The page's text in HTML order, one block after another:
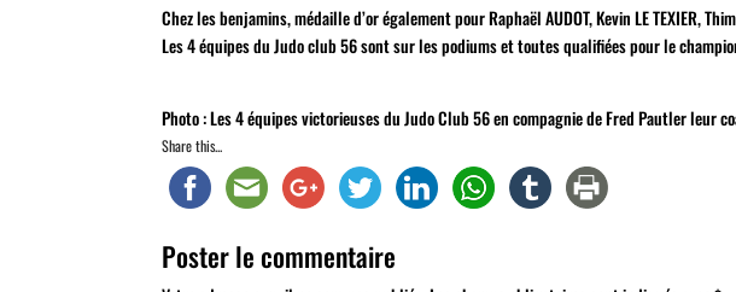
Chez les benjamins, médaille d’or également pour Raphaël AUDOT, Kevin LE TEXIER,
Les 4 équipes du Judo club 56 sont sur les podiums et toutes qualifiées pour le
Photo : Les 4 équipes victorieuses du Judo Club 56 en compagnie de Fred Pautler leur
Share this...
Poster le commentaire